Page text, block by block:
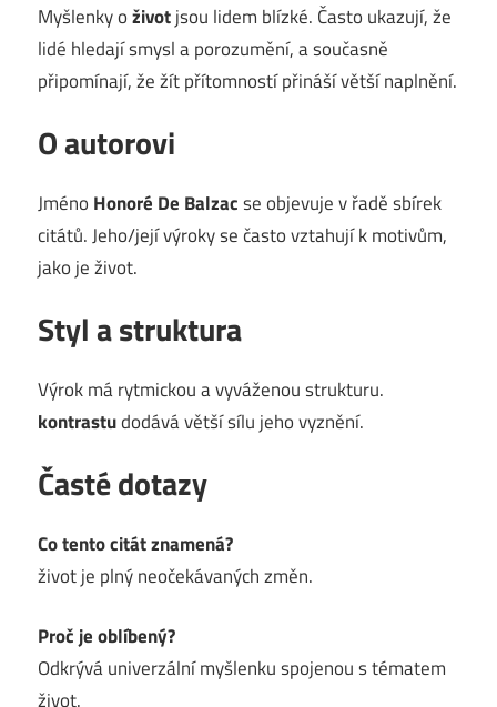
Myšlenky oživotjsou lidem blízké. Často ukazují, že
lidé hledají smysl a porozumění, a současně
připomínají, že žít přítomností přináší větší naplnění.
O autorovi
Jméno Honoré De Balzacse objevuje v řadě sbírek
citátů. Jeho/její výroky se často vztahují k motivům,
jako je život.
Styl a struktura
Výrok má rytmickou a vyváženou strukturu.
kontrastudodává větší sílu jeho vyznění.
Časté dotazy
Co tento citát znamená?
život je plný neočekávaných změn.
Proč je oblíbený?
Odkrývá univerzální myšlenku spojenou s tématem
život.